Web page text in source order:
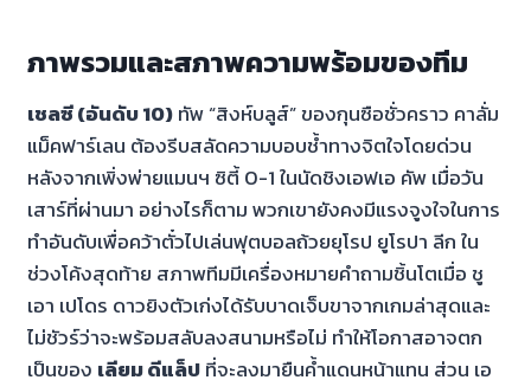
ภาพรวมและสภาพความพร้อมของทีม
เชลซี (อันดับ 10)ทัพ “สิงห์บลูส์” ของกุนซือชั่วคราว คาลั่ม
แม็คฟาร์เลน ต้องรีบสลัดความบอบช้ำทางจิตใจโดยด่วน
หลังจากเพิ่งพ่ายแมนฯ ซิตี้ 0-1 ในนัดชิงเอฟเอ คัพ เมื่อวัน
เสาร์ที่ผ่านมา อย่างไรก็ตาม พวกเขายังคงมีแรงจูงใจในการ
ทำอันดับเพื่อคว้าตั๋วไปเล่นฟุตบอลถ้วยยุโรป ยูโรปา ลีก ใน
ช่วงโค้งสุดท้าย สภาพทีมมีเครื่องหมายคำถามชิ้นโตเมื่อ ชู
เอา เปโดร ดาวยิงตัวเก่งได้รับบาดเจ็บขาจากเกมล่าสุดและ
ไม่ชัวร์ว่าจะพร้อมสลับลงสนามหรือไม่ ทำให้โอกาสอาจตก
เป็นของ เลียม ดีแล็ปที่จะลงมายืนค้ำแดนหน้าแทน ส่วน เอ